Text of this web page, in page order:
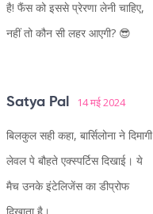
है! फैंस को इससे प्रेरणा लेनी चाहिए,
नहीं तो कौन सी लहर आएगी? 😎
Satya Pal 14 मई 2024
बिलकुल सही कहा, बार्सिलोना ने दिमागी
लेवल पे बौहते एक्स्पर्टिस दिखाई। ये
मैच उनके इंटेलिजेंस का डीप्रोफ